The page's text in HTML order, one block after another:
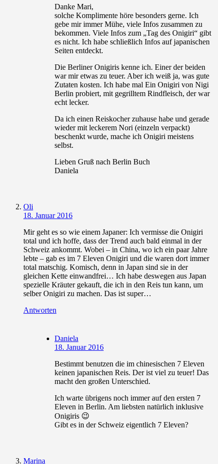
Danke Mari,
solche Komplimente höre besonders gerne. Ich
gebe mir immer Mühe, viele Infos zusammen zu
bekommen. Viele Infos zum „Tag des Onigiri“ gibt
es nicht. Ich habe schließlich Infos auf japanischen
Seiten entdeckt.
Die Berliner Onigiris kenne ich. Einer der beiden
war mir etwas zu teuer. Aber ich weiß ja, was gute
Zutaten kosten. Ich habe mal Ein Onigiri von Nigi
Berlin probiert, mit gegrilltem Rindfleisch, der war
echt lecker.
Da ich einen Reiskocher zuhause habe und gerade
wieder mit leckerem Nori (einzeln verpackt)
beschenkt wurde, mache ich Onigiri meistens
selbst.
Lieben Gruß nach Berlin Buch
Daniela
Oli
18. Januar 2016
Mir geht es so wie einem Japaner: Ich vermisse die Onigiri
total und ich hoffe, dass der Trend auch bald einmal in der
Schweiz ankommt. Wobei – in China, wo ich ein paar Jahre
lebte – gab es im 7 Eleven Onigiri und die waren dort immer
total matschig. Komisch, denn in Japan sind sie in der
gleichen Kette einwandfrei… Ich habe deswegen aus Japan
spezielle Kräuter gekauft, die ich in den Reis tun kann, um
selber Onigiri zu machen. Das ist super…
Antworten
Daniela
18. Januar 2016
Bestimmt benutzen die im chinesischen 7 Eleven
keinen japanischen Reis. Der ist viel zu teuer! Das
macht den großen Unterschied.
Ich warte übrigens noch immer auf den ersten 7
Eleven in Berlin. Am liebsten natürlich inklusive
Onigiris 😉
Gibt es in der Schweiz eigentlich 7 Eleven?
Marina